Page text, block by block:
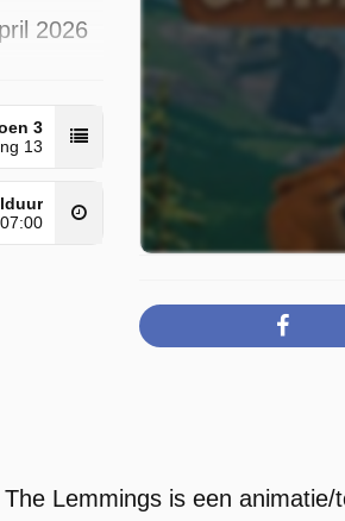
2026
3
13
07:00
Lemmings is een